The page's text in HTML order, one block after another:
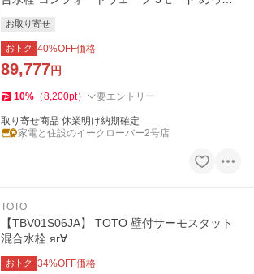
お取り寄せ
おトク 40%OFF価格
89,777円
10% （8,200pt） 要エントリー
取り寄せ商品 休業明け納期確定
家電と住設のイークローバー2号店
TOTO
【TBV01S06JA】 TOTO 壁付サーモスタット
混合水栓 яг∀
おトク 34%OFF価格